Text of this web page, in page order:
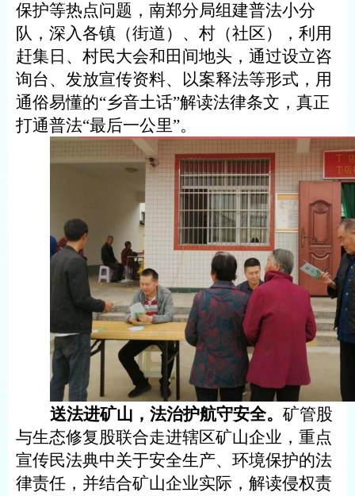
保护等热点问题，南郑分局组建普法小分
队，深入各镇（街道）、村（社区），利用
赶集日、村民大会和田间地头，通过设立咨
询台、发放宣传资料、以案释法等形式，用
通俗易懂的“乡音土话”解读法律条文 ， 真正
打通普法“最后一公里”。
送法进矿山 ， 法治护航守安全。 矿管股
与生态修复股联合走进辖区矿山企业，重点
宣传民法典中关于安全生产、环境保护的法
律责任，并结合矿山企业实际，解读侵权责